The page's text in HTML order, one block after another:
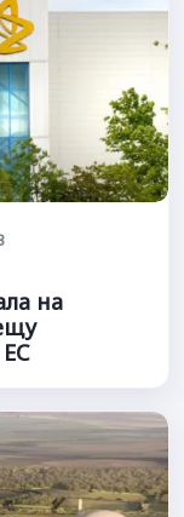
на